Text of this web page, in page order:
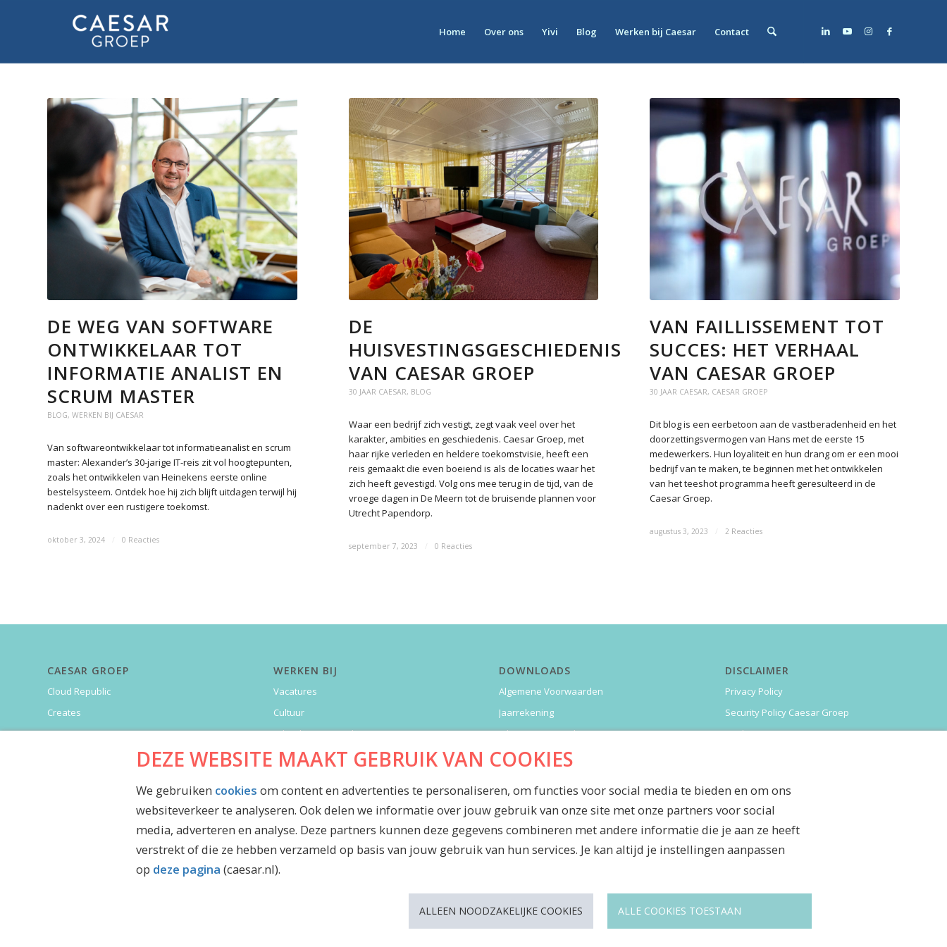
DEZE WEBSITE MAAKT GEBRUIK VAN COOKIES
We gebruiken cookies om content en advertenties te personaliseren, om functies voor social media te bieden en om ons
websiteverkeer te analyseren. Ook delen we informatie over jouw gebruik van onze site met onze partners voor social
media, adverteren en analyse. Deze partners kunnen deze gegevens combineren met andere informatie die je aan ze heeft
verstrekt of die ze hebben verzameld op basis van jouw gebruik van hun services. Je kan altijd je instellingen aanpassen
op deze pagina (caesar.nl).
ALLEEN NOODZAKELIJKE COOKIES ALLE COOKIES TOESTAAN
Home Over ons Yivi Blog Werken bij Caesar Contact
DE WEG VAN SOFTWARE
ONTWIKKELAAR TOT
INFORMATIE ANALIST EN
SCRUM MASTER
BLOG, WERKEN BIJ CAESAR
Van softwareontwikkelaar tot informatieanalist en scrum
master: Alexander’s 30-jarige IT-reis zit vol hoogtepunten,
zoals het ontwikkelen van Heinekens eerste online
bestelsysteem. Ontdek hoe hij zich blijft uitdagen terwijl hij
nadenkt over een rustigere toekomst.
oktober 3, 2024 0 Reacties
DE
HUISVESTINGSGESCHIEDENIS
VAN CAESAR GROEP
30 JAAR CAESAR, BLOG
Waar een bedrijf zich vestigt, zegt vaak veel over het
karakter, ambities en geschiedenis. Caesar Groep, met
haar rijke verleden en heldere toekomstvisie, heeft een
reis gemaakt die even boeiend is als de locaties waar het
zich heeft gevestigd. Volg ons mee terug in de tijd, van de
vroege dagen in De Meern tot de bruisende plannen voor
Utrecht Papendorp.
september 7, 2023 0 Reacties
VAN FAILLISSEMENT TOT
SUCCES: HET VERHAAL
VAN CAESAR GROEP
30 JAAR CAESAR, CAESAR GROEP
Dit blog is een eerbetoon aan de vastberadenheid en het
doorzettingsvermogen van Hans met de eerste 15
medewerkers. Hun loyaliteit en hun drang om er een mooi
bedrijf van te maken, te beginnen met het ontwikkelen
van het teeshot programma heeft geresulteerd in de
Caesar Groep.
augustus 3, 2023 2 Reacties
CAESAR GROEP
Cloud Republic
Creates
Garansys
WERKEN BIJ
Vacatures
Cultuur
Arbeidsvoorwaarden
SharedFlex
DOWNLOADS
Algemene Voorwaarden
Jaarrekening
Inkoopvoorwaarden
Maatschappelijk jaarverslag
Jubileummagazine
DISCLAIMER
Privacy Policy
Security Policy Caesar Groep
Cookies